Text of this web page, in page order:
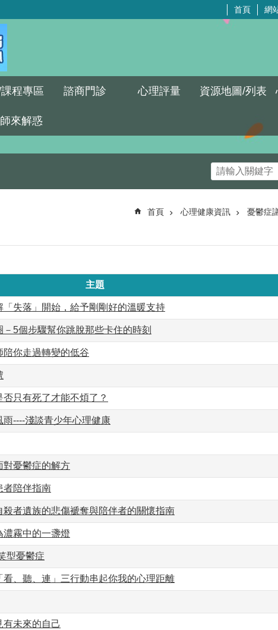
首頁 網
程專區 諮商門診 心理評量 資源地圖/列表
來解惑
首頁 心理健康資訊 憂鬱症
主題
失落」開始，給予剛剛好的溫暖支持
5個步驟幫你跳脫那些卡住的時刻
陪你走過轉變的低谷
只有死了才能不煩了？
----淺談青少年心理健康
對憂鬱症的解方
者陪伴指南
者遺族的悲傷褫奪與陪伴者的關懷指南
濃霧中的一盞燈
型憂鬱症
、聽、連」三行動串起你我的心理距離
有未來的自己